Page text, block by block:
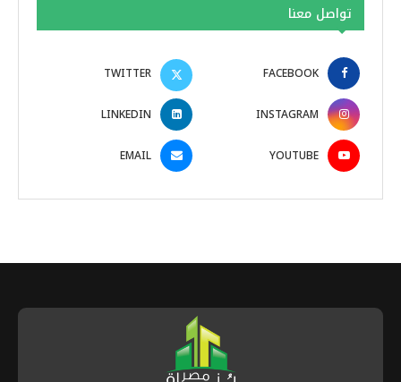
تواصل معنا
FACEBOOK
TWITTER
INSTAGRAM
LINKEDIN
YOUTUBE
EMAIL